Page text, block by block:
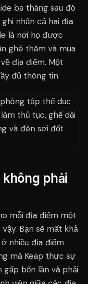
ba tháng sau đó
nhận cả hai địa
là nơi họ được
ghé thăm và mua
địa điểm. Một
đủ thông tin.
phải
mỗi địa điểm một
Bạn sẽ mất khả
nhiều địa điểm
mà Keap thực sự
bốn lần và phải